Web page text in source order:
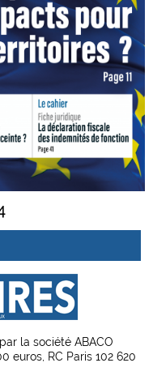
la société ABACO
euros, RC Paris 102 620